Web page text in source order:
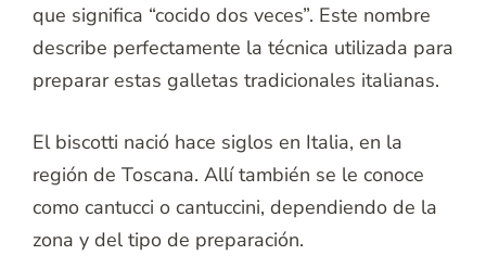
que significa “cocido dos veces”. Este nombre
describe perfectamente la técnica utilizada para
preparar estas galletas tradicionales italianas.
El biscotti nació hace siglos en Italia, en la
región de Toscana. Allí también se le conoce
como cantucci o cantuccini, dependiendo de la
zona y del tipo de preparación.